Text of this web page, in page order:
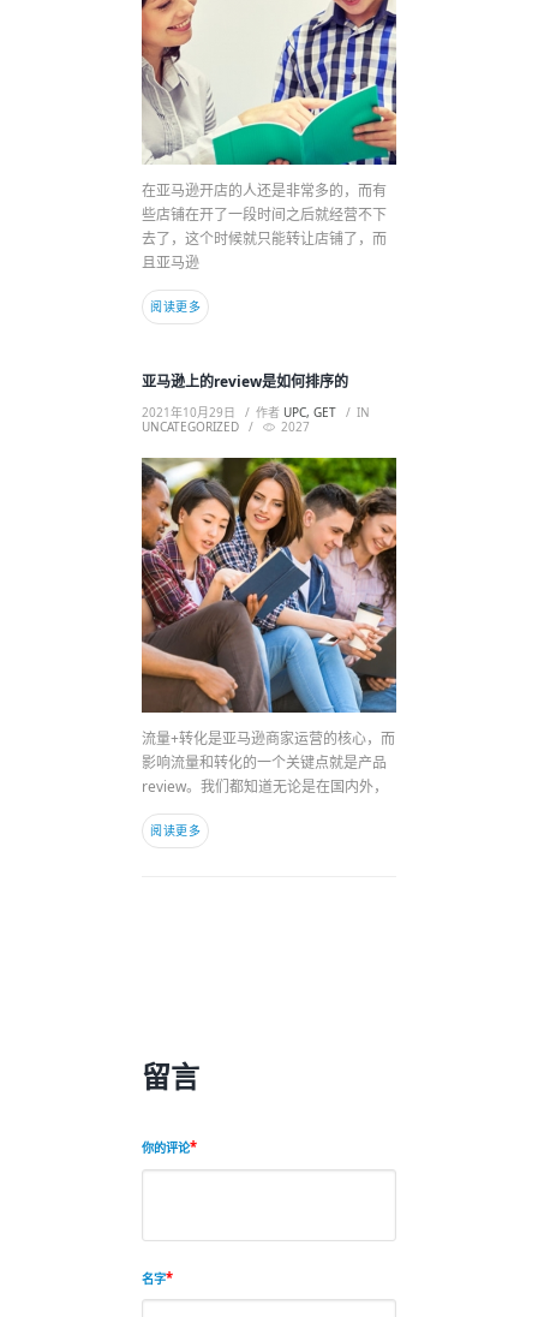
在亚马逊开店的人还是非常多的，而有
些店铺在开了一段时间之后就经营不下
去了，这个时候就只能转让店铺了，而
且亚马逊
阅读更多
亚马逊上的review是如何排序的
2021年10月29日 作者 UPC, GET
IN
UNCATEGORIZED
2027
流量+转化是亚马逊商家运营的核心，而
影响流量和转化的一个关键点就是产品
review。我们都知道无论是在国内外，
阅读更多
留言
你的评论
名字